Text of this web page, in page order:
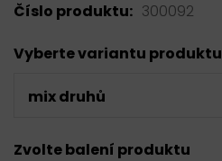
Číslo produktu: 300092
Vyberte variantu produktu
mix druhů
Zvolte balení produktu